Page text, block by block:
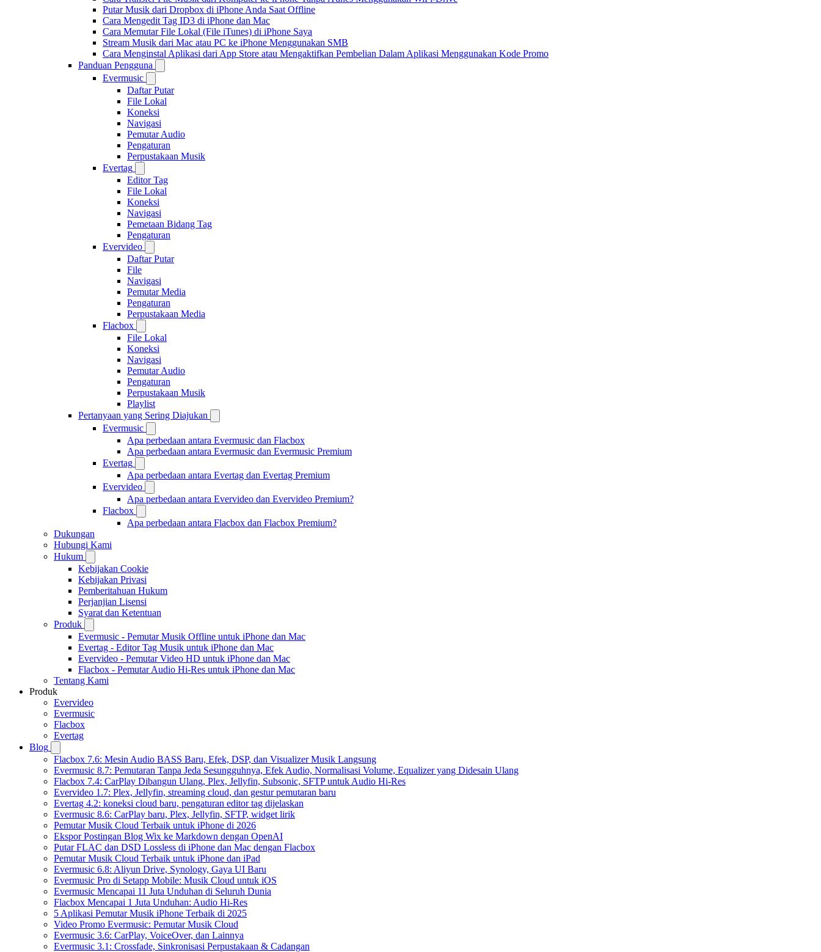
Putar Musik dari Dropbox di iPhone Anda Saat Offline
Cara Mengedit Tag ID3 di iPhone dan Mac
Cara Memutar File Lokal (File iTunes) di iPhone Saya
Stream Musik dari Mac atau PC ke iPhone Menggunakan SMB
Cara Menginstal Aplikasi dari App Store atau Mengaktifkan Pembelian Dalam Aplikasi Menggunakan Kode Promo
Panduan Pengguna
Evermusic
Daftar Putar
File Lokal
Koneksi
Navigasi
Pemutar Audio
Pengaturan
Perpustakaan Musik
Evertag
Editor Tag
File Lokal
Koneksi
Navigasi
Pemetaan Bidang Tag
Pengaturan
Evervideo
Daftar Putar
File
Navigasi
Pemutar Media
Pengaturan
Perpustakaan Media
Flacbox
File Lokal
Koneksi
Navigasi
Pemutar Audio
Pengaturan
Perpustakaan Musik
Playlist
Pertanyaan yang Sering Diajukan
Evermusic
Apa perbedaan antara Evermusic dan Flacbox
Apa perbedaan antara Evermusic dan Evermusic Premium
Evertag
Apa perbedaan antara Evertag dan Evertag Premium
Evervideo
Apa perbedaan antara Evervideo dan Evervideo Premium?
Flacbox
Apa perbedaan antara Flacbox dan Flacbox Premium?
Dukungan
Hubungi Kami
Hukum
Kebijakan Cookie
Kebijakan Privasi
Pemberitahuan Hukum
Perjanjian Lisensi
Syarat dan Ketentuan
Produk
Evermusic - Pemutar Musik Offline untuk iPhone dan Mac
Evertag - Editor Tag Musik untuk iPhone dan Mac
Evervideo - Pemutar Video HD untuk iPhone dan Mac
Flacbox - Pemutar Audio Hi-Res untuk iPhone dan Mac
Tentang Kami
Produk
Evervideo
Evermusic
Flacbox
Evertag
Blog
Flacbox 7.6: Mesin Audio BASS Baru, Efek, DSP, dan Visualizer Musik Langsung
Evermusic 8.7: Pemutaran Tanpa Jeda Sesungguhnya, Efek Audio, Normalisasi Volume, Equalizer yang Didesain Ulang
Flacbox 7.4: CarPlay Dibangun Ulang, Plex, Jellyfin, Subsonic, SFTP untuk Audio Hi-Res
Evervideo 1.7: Plex, Jellyfin, streaming cloud, dan gestur pemutaran baru
Evertag 4.2: koneksi cloud baru, pengaturan editor tag dijelaskan
Evermusic 8.6: CarPlay baru, Plex, Jellyfin, SFTP, widget lirik
Pemutar Musik Cloud Terbaik untuk iPhone di 2026
Ekspor Postingan Blog Wix ke Markdown dengan OpenAI
Putar FLAC dan DSD Lossless di iPhone dan Mac dengan Flacbox
Pemutar Musik Cloud Terbaik untuk iPhone dan iPad
Evermusic 6.8: Aliyun Drive, Synology, Gaya UI Baru
Evermusic Pro di Setapp Mobile: Musik Cloud untuk iOS
Evermusic Mencapai 11 Juta Unduhan di Seluruh Dunia
Flacbox Mencapai 1 Juta Unduhan: Audio Hi-Res
5 Aplikasi Pemutar Musik iPhone Terbaik di 2025
Video Promo Evermusic: Pemutar Musik Cloud
Evermusic 3.6: CarPlay, VoiceOver, dan Lainnya
Evermusic 3.1: Crossfade, Sinkronisasi Perpustakaan & Cadangan